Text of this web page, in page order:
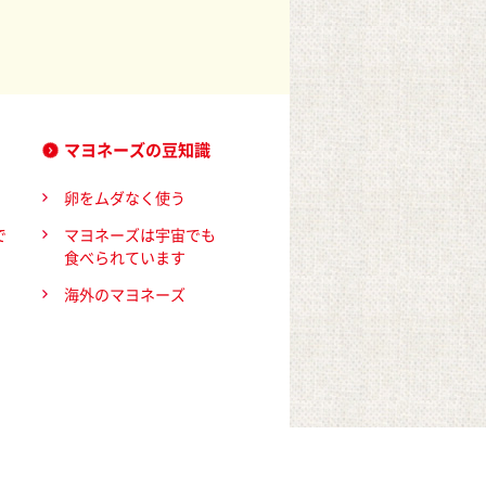
マヨネーズの豆知識
卵をムダなく使う
マヨネーズは宇宙でも
食べられています
海外のマヨネーズ